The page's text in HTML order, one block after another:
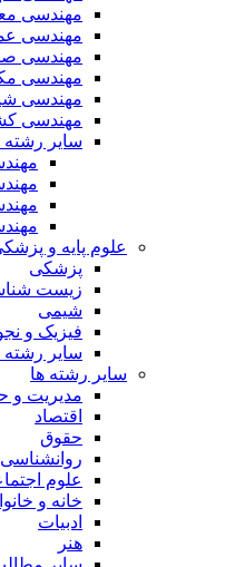
مهندسی
مهندسی عمران
مهندسی صنایع
مهندسی مکانیک
مهندسی شیمی
مهندسی
سایر رشته
مهندسی
مهندسی
مهندسی
مهندسی
علوم پایه و پزشکی
پزشکی
زیست شناسی
شیمی
فیزیک و نجوم
سایر رشته های
سایر رشته ها
مدیریت و
اقتصاد
حقوق
روانشناسی و
علوم اجتماعی
خانه و خانواده
ادبیات
هنر